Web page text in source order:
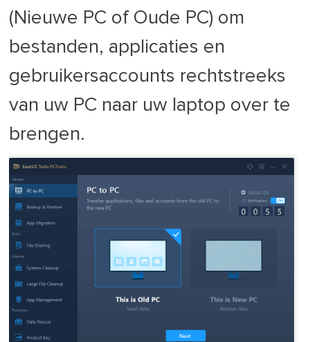
(Nieuwe PC of Oude PC) om
bestanden, applicaties en
gebruikersaccounts rechtstreeks
van uw PC naar uw laptop over te
brengen.